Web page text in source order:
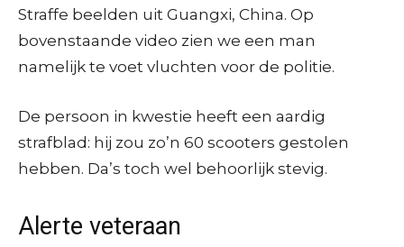
Straffe beelden uit Guangxi, China. Op
bovenstaande video zien we een man
namelijk te voet vluchten voor de politie.
De persoon in kwestie heeft een aardig
strafblad: hij zou zo’n 60 scooters gestolen
hebben. Da’s toch wel behoorlijk stevig.
Alerte veteraan